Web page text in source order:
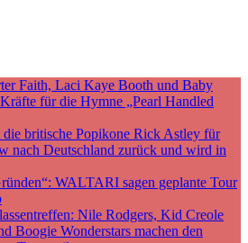
Faith, Laci Kaye Booth und Baby
für die Hymne „Pearl Handled
britische Popikone Rick Astley für
nach Deutschland zurück und wird in
WALTARI sagen geplante Tour
Nile Rodgers, Kid Creole
Boogie Wonderstars machen den